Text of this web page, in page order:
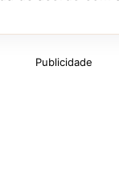
Publicidade